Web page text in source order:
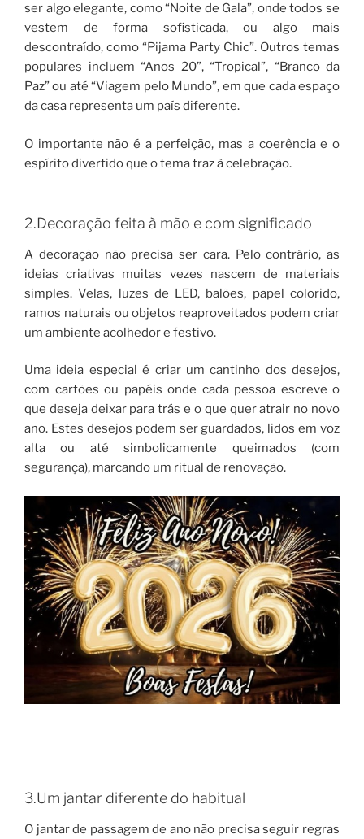
ser algo elegante, como “Noite de Gala”, onde todos se
vestem de forma sofisticada, ou algo mais
descontraído, como “Pijama Party Chic”. Outros temas
populares incluem “Anos 20”, “Tropical”, “Branco da
Paz” ou até “Viagem pelo Mundo”, em que cada espaço
da casa representa um país diferente.
O importante não é a perfeição, mas a coerência e o
espírito divertido que o tema traz à celebração.
2.Decoração feita à mão e com significado
A decoração não precisa ser cara. Pelo contrário, as
ideias criativas muitas vezes nascem de materiais
simples. Velas, luzes de LED, balões, papel colorido,
ramos naturais ou objetos reaproveitados podem criar
um ambiente acolhedor e festivo.
Uma ideia especial é criar um cantinho dos desejos,
com cartões ou papéis onde cada pessoa escreve o
que deseja deixar para trás e o que quer atrair no novo
ano. Estes desejos podem ser guardados, lidos em voz
alta ou até simbolicamente queimados (com
segurança), marcando um ritual de renovação.
3.Um jantar diferente do habitual
O jantar de passagem de ano não precisa seguir regras